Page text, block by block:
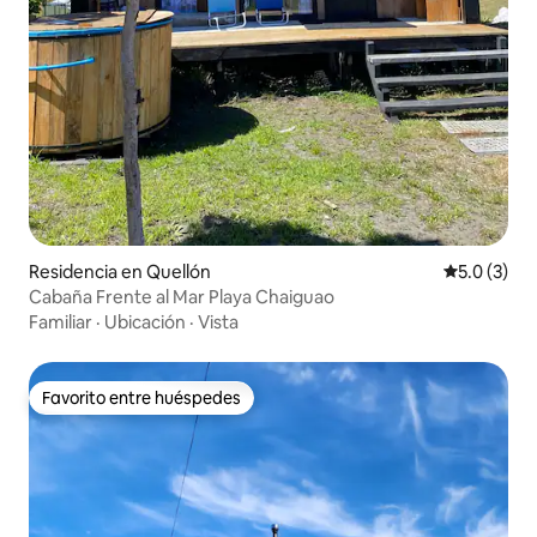
Residencia en Quellón
5.0 (3)
Cabaña Frente al Mar Playa Chaiguao
Familiar · Ubicación · Vista
Favorito entre huéspedes
Favorito entre huéspedes